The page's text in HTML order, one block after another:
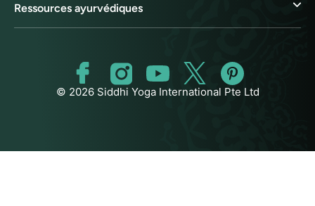
Ressources ayurvédiques
© 2026 Siddhi Yoga International Pte Ltd